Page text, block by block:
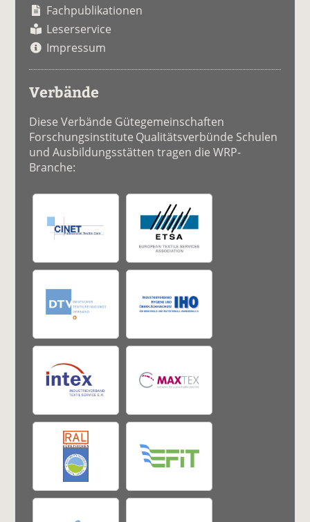
Fachpublikationen
Leserservice
Impressum
Verbände
Diese Verbände Gütegemeinschaften
Forschungsinstitute Qualitätsverbünde Schulen
und Ausbildungsstätten tragen die WRP-
Branche: